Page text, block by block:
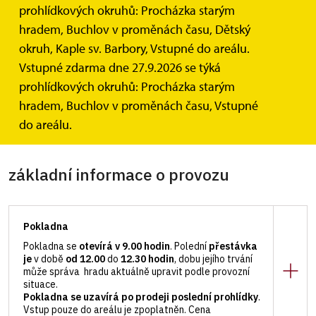
prohlídkových okruhů: Procházka starým
hradem, Buchlov v proměnách času, Dětský
okruh, Kaple sv. Barbory, Vstupné do areálu.
Vstupné zdarma dne 27.9.2026 se týká
prohlídkových okruhů: Procházka starým
hradem, Buchlov v proměnách času, Vstupné
do areálu.
Zeměpisné souřadnice: 49°6'26.93" N, 17°18'39.09" E –
v mapě
základní informace o provozu
Pokladna
Pokladna se otevírá v 9.00 hodin. Polední přestávka
jev době od 12.00do 12.30 hodin, dobu jejího trvání
může správa hradu aktuálně upravit podle provozní
situace.
Pokladna se uzavírá po prodeji poslední prohlídky.
Vstup pouze do areálu je zpoplatněn. Cena